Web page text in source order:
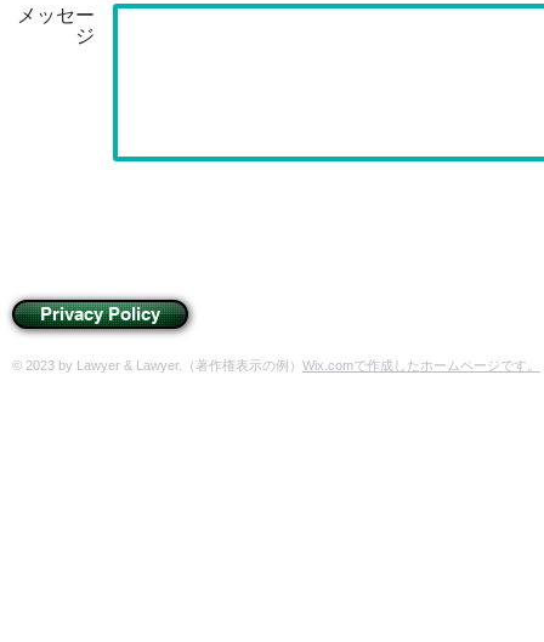
メッセー
ジ
© 2023 by Lawyer & Lawyer.（著作権表示の例） Wix.comで作成したホームページです。
Privacy Policy